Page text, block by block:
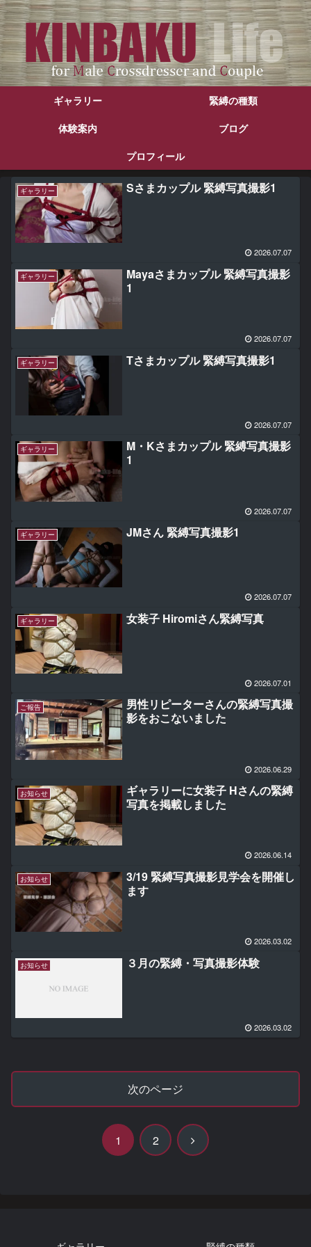
ギャラリー
緊縛の種類
体験案内
ブログ
プロフィール
ギャラリー Sさまカップル 緊縛写真撮影1
2026.07.07
ギャラリー
Mayaさまカップル 緊縛写真撮影
1
2026.07.07
ギャラリー Tさまカップル 緊縛写真撮影1
2026.07.07
ギャラリー
M・Kさまカップル 緊縛写真撮影
1
2026.07.07
ギャラリー JMさん 緊縛写真撮影1
2026.07.07
ギャラリー 女装子 Hiromiさん緊縛写真
2026.07.01
ご報告
男性リピーターさんの緊縛写真撮
影をおこないました
2026.06.29
お知らせ
ギャラリーに女装子 Hさんの緊縛
写真を掲載しました
2026.06.14
お知らせ
3/19 緊縛写真撮影見学会を開催し
ます
2026.03.02
お知らせ ３月の緊縛・写真撮影体験
2026.03.02
次のページ
1 2
次